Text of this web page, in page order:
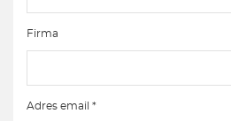
Firma
Adres email *